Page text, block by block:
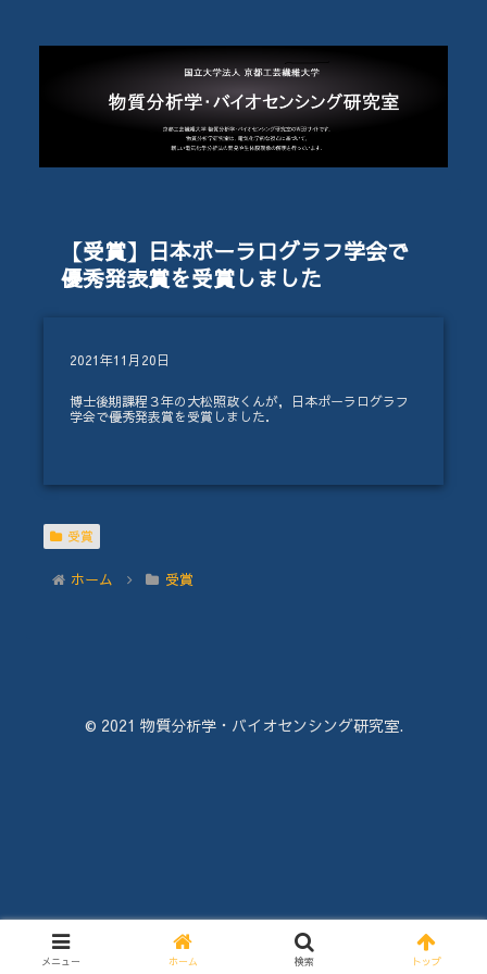
【受賞】日本ポーラログラフ学会で
優秀発表賞を受賞しました
2021年11月20日
博士後期課程３年の大松照政くんが，日本ポーラログラフ
学会で優秀発表賞を受賞しました．
受賞
ホーム 受賞
© 2021 物質分析学・バイオセンシング研究室.
メニュー ホーム 検索 トップ